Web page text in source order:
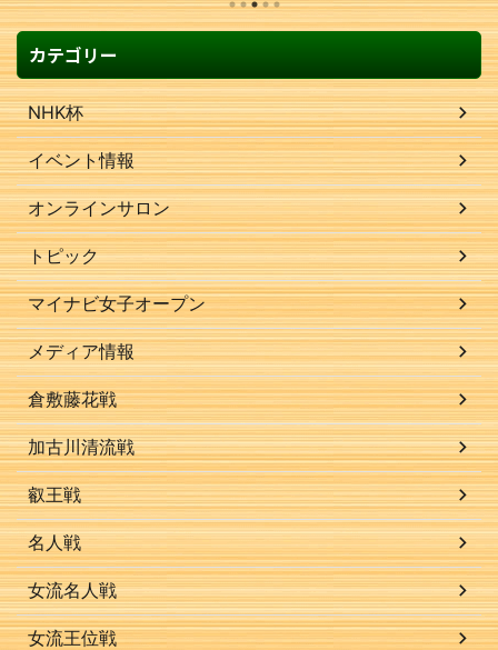
カテゴリー
NHK杯
イベント情報
オンラインサロン
トピック
マイナビ女子オープン
メディア情報
倉敷藤花戦
加古川清流戦
叡王戦
名人戦
女流名人戦
女流王位戦